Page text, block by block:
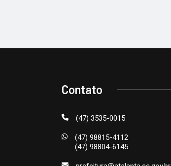
Contato
(47) 3535-0015
(47) 98815-4112
(47) 98804-6145